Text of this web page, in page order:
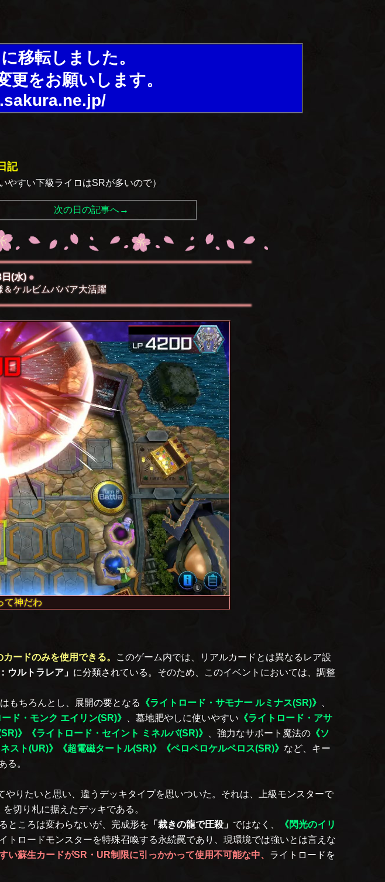
移転しました。
更をお願いします。
記
すい下級ライロはSRが多いので）
次の日の記事へ→
(水)●
ケルビムババア大活躍
て神だわ
ードのみを使用できる。
このゲーム内では、リアルカードとは異なるレア設
ウルトラレア」 に分類されている。そのため、このイベントにおいては、調整
はもちろんとし、展開の要となる 《ライトロード・サモナー ルミナス(SR)》
ード・モンク エイリン(SR)》 、墓地肥やしに使いやすい 《ライトロード・アサ
》 《ライトロード・セイント ミネルバ(SR)》 、強力なサポート魔法の 《ソ
ネスト(UR)》 《超電磁タートル(SR)》 《ペロペロケルペロス(SR)》 など、キー
る。
やりたいと思い、違うデッキタイプを思いついた。それは、上級モンスターで
を切り札に据えたデッキである。
ところは変わらないが、完成形を 「裁きの龍で圧殺」 ではなく、
《閃光のイリ
トロードモンスターを特殊召喚する永続罠であり、現環境では強いとは言えな
い蘇生カードがSR・UR制限に引っかかって使用不可能な中、 ライトロードを